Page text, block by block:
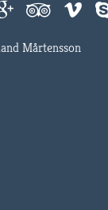
Mårtensson